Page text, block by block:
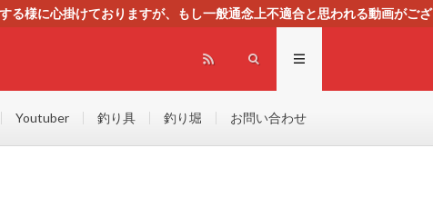
様に心掛けておりますが、もし一般通念上不適合と思われる動画がござ
Youtuber 釣り具 釣り堀 お問い合わせ